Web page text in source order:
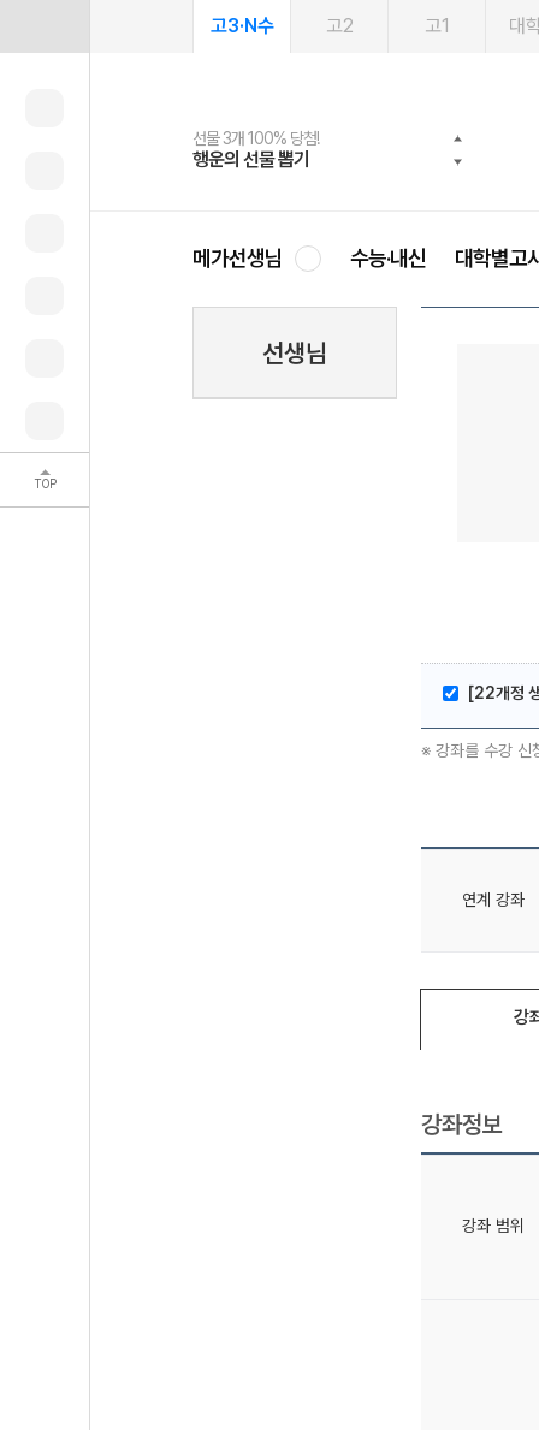
TOP
고3·N수 고2 고1 대
선물 3개 100% 당첨!
행운의 선물 뽑기
선물 100% 증정!
메가스터디 X 올리브
여름방학 스터디 캐시백
메가런 썸머스쿨
2027 러셀 단과
강사 공개선발
스마트러닝앱
설문 EVENT
메가패스
3일 무료 체험권
메가패스 수강생 무료혜택!
메가클럽 멤버십
사회공헌 캠페인
희망이룸 메가나눔
메가선생님 수능·내신 대학별고
선생님
[22개정
※ 강좌를 수강 신
연계 강좌
강
강좌정보
강좌 범위